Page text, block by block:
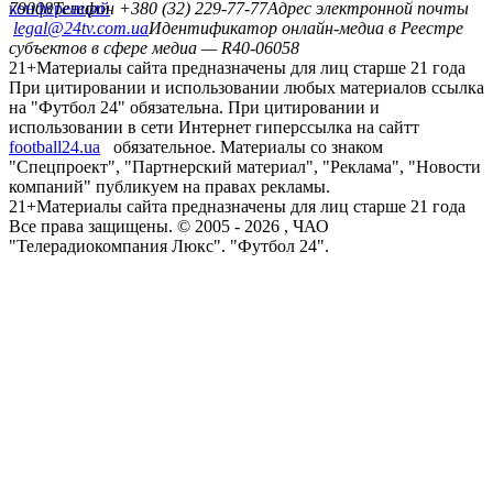
конференций
79008Телефон +380 (32) 229-77-77Адрес электронной почты
legal@24tv.com.uaИдентификатор онлайн-медиа в Реестре
субъектов в сфере медиа — R40-06058
21+Материалы сайта предназначены для лиц старше 21 года
При цитировании и использовании любых материалов ссылка
на "Футбол 24" обязательна. При цитировании и
использовании в сети Интернет гиперссылка на сайтт
football24.ua
обязательное. Материалы со знаком
"Спецпроект", "Партнерский материал", "Реклама", "Новости
компаний" публикуем на правах рекламы.
21+Материалы сайта предназначены для лиц старше 21 года
Все права защищены. © 2005 - 2026 , ЧАО
"Телерадиокомпания Люкс". "Футбол 24".